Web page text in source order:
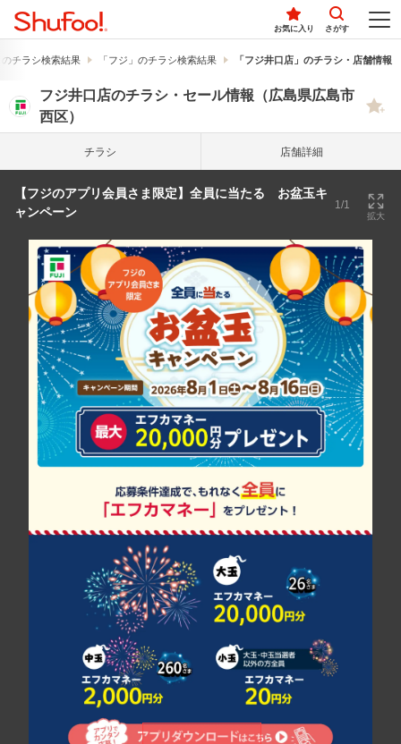
お気に入り さがす
チラシ検索結果 「フジ」のチラシ検索結果 「フジ井口店」のチラシ・店舗情報
フジ井口店のチラシ・セール情報（広島県広島市
西区）
チラシ 店舗詳細
【フジのアプリ会員さま限定】全員に当たる お盆玉キ
ャンペーン
1/1
拡大